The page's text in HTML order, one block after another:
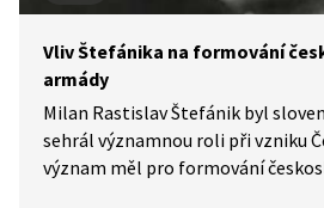
Vliv Štefánika na formování
armády
Milan Rastislav Štefánik byl
sehrál významnou roli při vzniku
význam měl pro formování